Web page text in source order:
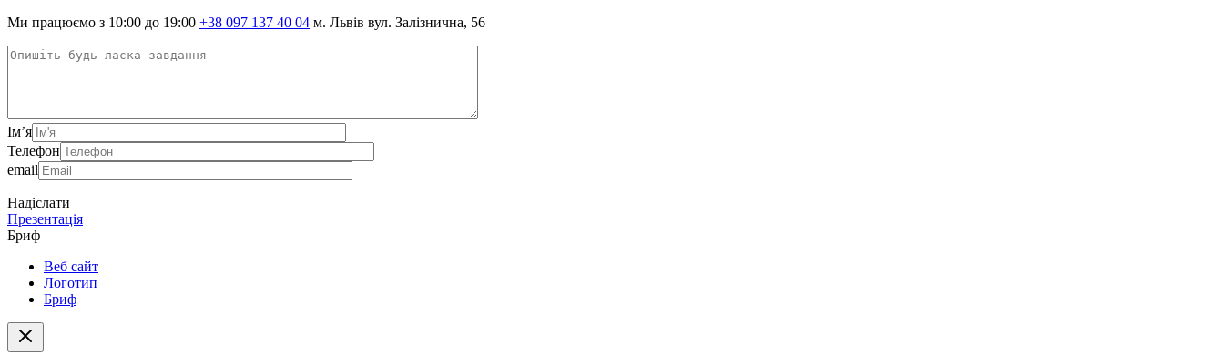
Ми працюємо з 10:00 до 19:00 +38 097 137 40 04 м. Львів вул. Залізнична, 56
Ім’я
Телефон
email
Надіслати
Презентація
Бриф
Веб сайт
Логотип
Бриф